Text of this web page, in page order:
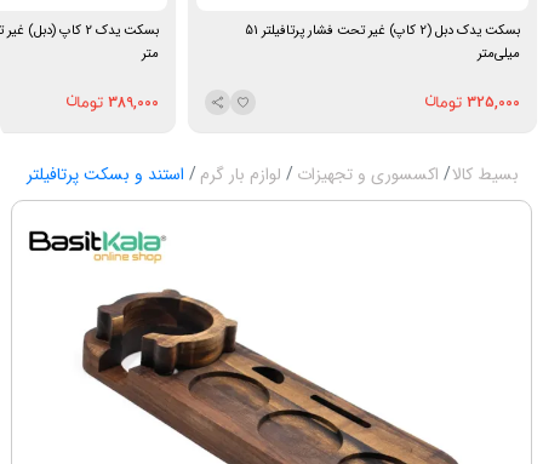
بسکت یدک دبل (2 کاپ) غیر تحت فشار پرتافیلتر 51
میلی‌متر
325,000
متر
389,000
بسیط کالا اکسسوری و تجهیزات لوازم بار گرم استند و بسکت پرتافیلتر